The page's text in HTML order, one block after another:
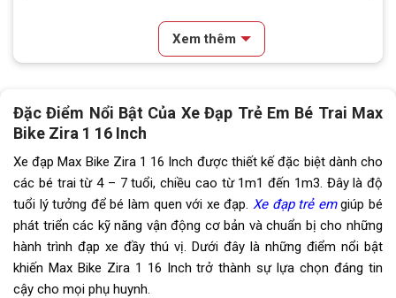
Single Wall, 20H, Scharder
Valve, hợp kim nhôm
Tay đề N/A
Tăng tốc trước (Gạt
đĩa)
N/A
Tăng tốc sau (Gạt líp) N/A
Đùi đĩa Hợp kim thép, Bi Côn
Dĩa
Xem thêm
Đặc Điểm Nổi Bật Của Xe Đạp Trẻ Em Bé Trai Max
Bike Zira 1 16 Inch
Xe đạp Max Bike Zira 1 16 Inch được thiết kế đặc biệt dành cho
các bé trai từ 4 – 7 tuổi, chiều cao từ 1m1 đến 1m3. Đây là độ
tuổi lý tưởng để bé làm quen với xe đạp. Xe đạp trẻ emgiúp bé
phát triển các kỹ năng vận động cơ bản và chuẩn bị cho những
hành trình đạp xe đầy thú vị. Dưới đây là những điểm nổi bật
khiến Max Bike Zira 1 16 Inch trở thành sự lựa chọn đáng tin
cậy cho mọi phụ huynh.